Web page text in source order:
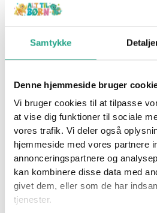
Samtykke
Denne hjemmeside bruger
Vi bruger cookies til at tilpasse
at vise dig funktioner til sociale
vores trafik. Vi deler også
hjemmeside med vores partnere
annonceringspartnere og
kan kombinere disse data med
givet dem, eller som de har
tjenester.
Mærker
Barbie
Bruder
Done by Deer
Emmaljunga
Hama
Kids by Friis